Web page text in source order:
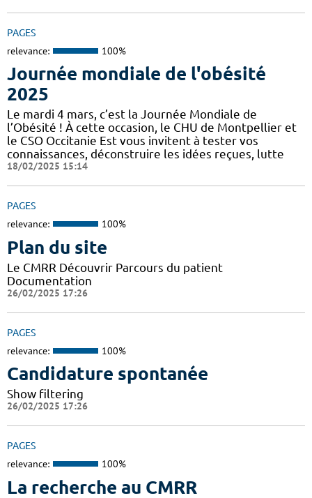
PAGES
relevance: 100%
Journée mondiale de l'obésité
2025
Le mardi 4 mars, c’est la Journée Mondiale de
l’Obésité ! À cette occasion, le CHU de Montpellier et
le CSO Occitanie Est vous invitent à tester vos
connaissances, déconstruire les idées reçues, lutte
18/02/2025 15:14
PAGES
relevance: 100%
Plan du site
Le CMRR Découvrir Parcours du patient
Documentation
26/02/2025 17:26
PAGES
relevance: 100%
Candidature spontanée
Show filtering
26/02/2025 17:26
PAGES
relevance: 100%
La recherche au CMRR